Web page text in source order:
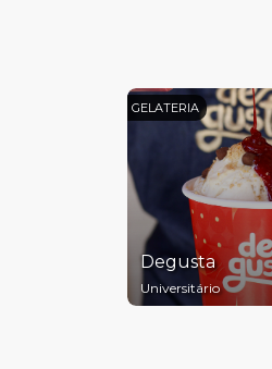
GELATERIA
Degusta
Universitário